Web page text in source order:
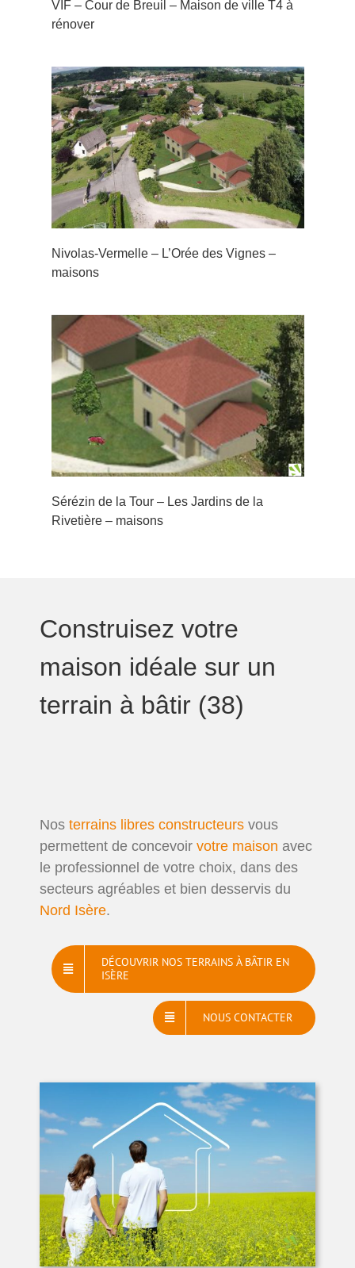
VIF – Cour de Breuil – Maison de ville T4 à
rénover
Nivolas-Vermelle – L’Orée des Vignes –
maisons
Sérézin de la Tour – Les Jardins de la
Rivetière – maisons
Construisez votre
maison idéale sur un
terrain à bâtir (38)
Nos terrains libres constructeurs vous
permettent de concevoir votre maison avec
le professionnel de votre choix, dans des
secteurs agréables et bien desservis du
Nord Isère.
DÉCOUVRIR NOS TERRAINS À BÂTIR EN
ISÈRE
NOUS CONTACTER